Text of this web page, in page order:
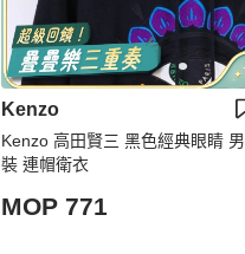
Kenzo
Kenzo 高田賢三 黑色經典眼睛 男
裝 連帽衛衣
MOP 771